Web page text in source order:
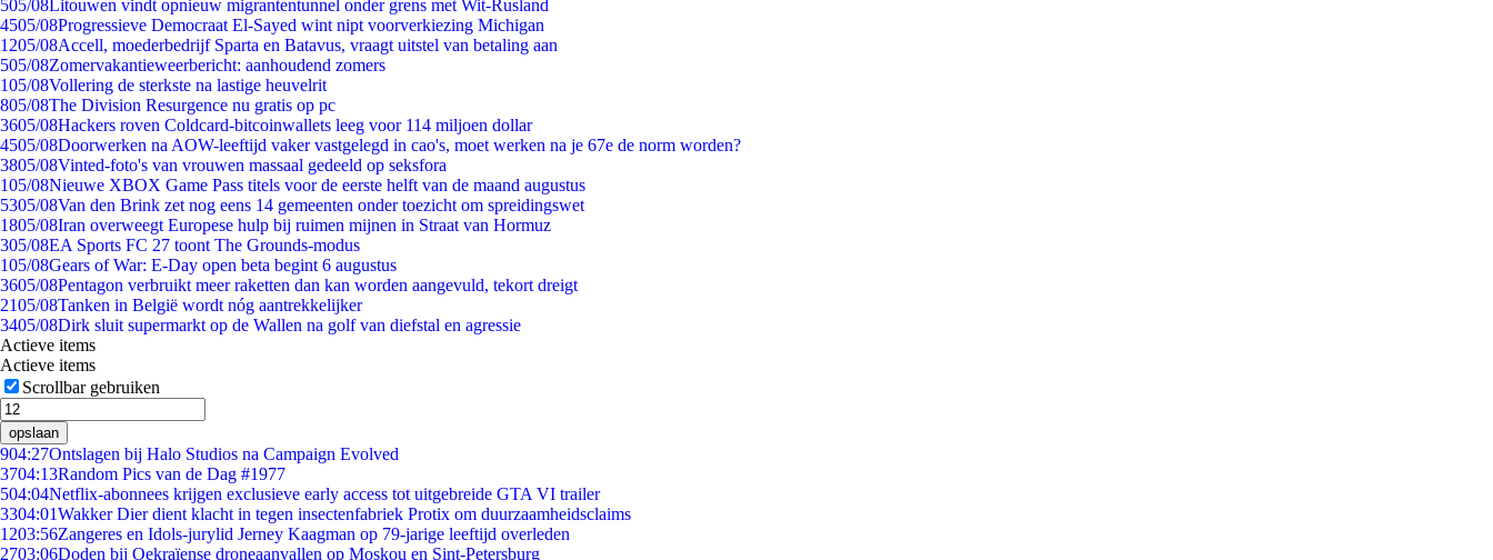
505/08Litouwen vindt opnieuw migrantentunnel onder grens met Wit-Rusland
4505/08Progressieve Democraat El-Sayed wint nipt voorverkiezing Michigan
1205/08Accell, moederbedrijf Sparta en Batavus, vraagt uitstel van betaling aan
505/08Zomervakantieweerbericht: aanhoudend zomers
105/08Vollering de sterkste na lastige heuvelrit
805/08The Division Resurgence nu gratis op pc
3605/08Hackers roven Coldcard-bitcoinwallets leeg voor 114 miljoen dollar
4505/08Doorwerken na AOW-leeftijd vaker vastgelegd in cao's, moet werken na je 67e de norm worden?
3805/08Vinted-foto's van vrouwen massaal gedeeld op seksfora
105/08Nieuwe XBOX Game Pass titels voor de eerste helft van de maand augustus
5305/08Van den Brink zet nog eens 14 gemeenten onder toezicht om spreidingswet
1805/08Iran overweegt Europese hulp bij ruimen mijnen in Straat van Hormuz
305/08EA Sports FC 27 toont The Grounds-modus
105/08Gears of War: E-Day open beta begint 6 augustus
3605/08Pentagon verbruikt meer raketten dan kan worden aangevuld, tekort dreigt
2105/08Tanken in België wordt nóg aantrekkelijker
3405/08Dirk sluit supermarkt op de Wallen na golf van diefstal en agressie
Actieve items
Actieve items
Scrollbar gebruiken
opslaan
904:27Ontslagen bij Halo Studios na Campaign Evolved
3704:13Random Pics van de Dag #1977
504:04Netflix-abonnees krijgen exclusieve early access tot uitgebreide GTA VI trailer
3304:01Wakker Dier dient klacht in tegen insectenfabriek Protix om duurzaamheidsclaims
1203:56Zangeres en Idols-jurylid Jerney Kaagman op 79-jarige leeftijd overleden
2703:06Doden bij Oekraïense droneaanvallen op Moskou en Sint-Petersburg